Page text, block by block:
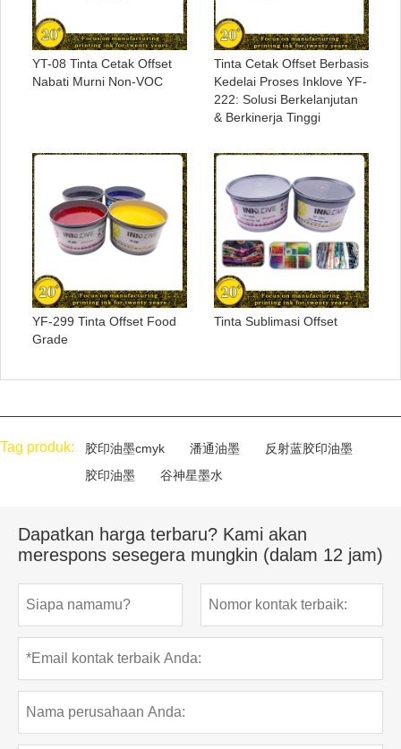
YT-08 Tinta Cetak Offset
Nabati Murni Non-VOC
Tinta Cetak Offset Berbasis
Kedelai Proses Inklove YF-
222: Solusi Berkelanjutan
& Berkinerja Tinggi
YF-299 Tinta Offset Food
Grade
Tinta Sublimasi Offset
Tag produk: 胶印油墨cmyk 潘通油墨
反射蓝胶印油墨
胶印油墨
谷神星墨水
Dapatkan harga terbaru? Kami akan
merespons sesegera mungkin (dalam 12 jam)